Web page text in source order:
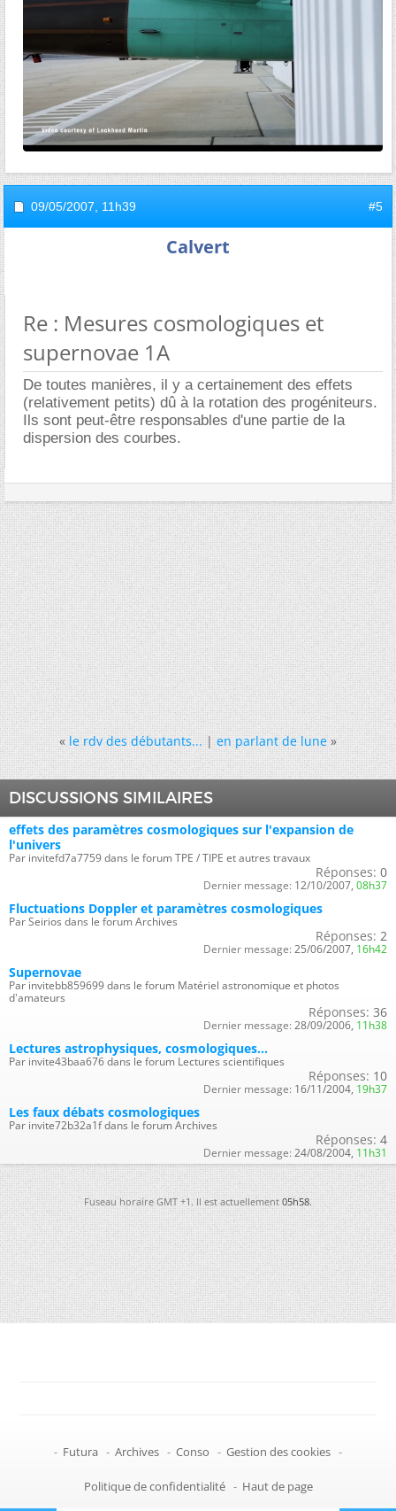
09/05/2007, 11h39 #5
Calvert
Re : Mesures cosmologiques et
supernovae 1A
De toutes manières, il y a certainement des effets
(relativement petits) dû à la rotation des progéniteurs.
Ils sont peut-être responsables d'une partie de la
dispersion des courbes.
« le rdv des débutants...|en parlant de lune »
DISCUSSIONS SIMILAIRES
effets des paramètres cosmologiques sur l'expansion de
l'univers
Par invitefd7a7759 dans le forum TPE / TIPE et autres travaux
Réponses: 0
Dernier message: 12/10/2007, 08h37
Fluctuations Doppler et paramètres cosmologiques
Par Seirios dans le forum Archives
Réponses: 2
Dernier message: 25/06/2007, 16h42
Supernovae
Par invitebb859699 dans le forum Matériel astronomique et photos
d'amateurs
Réponses: 36
Dernier message: 28/09/2006, 11h38
Lectures astrophysiques, cosmologiques...
Par invite43baa676 dans le forum Lectures scientifiques
Réponses: 10
Dernier message: 16/11/2004, 19h37
Les faux débats cosmologiques
Par invite72b32a1f dans le forum Archives
Réponses: 4
Dernier message: 24/08/2004, 11h31
Fuseau horaire GMT +1. Il est actuellement05h58.
- Futura - Archives - Conso - Gestion des cookies -
Politique de confidentialité - Haut de page